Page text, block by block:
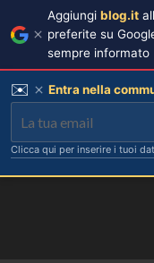
Aggiungi blog.it
preferite su
sempre informato
✉️ Entra nella
Clicca qui per inserire i tuoi